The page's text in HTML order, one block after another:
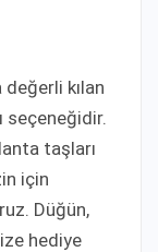
değerli kılan
seçeneğidir.
taşları
için
Düğün,
hediye